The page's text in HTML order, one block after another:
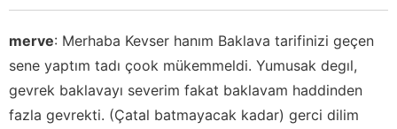
merve: Merhaba Kevser hanım Baklava tarifinizi geçen
sene yaptım tadı çook mükemmeldi. Yumusak degıl,
gevrek baklavayı severim fakat baklavam haddinden
fazla gevrekti. (Çatal batmayacak kadar) gerci dilim